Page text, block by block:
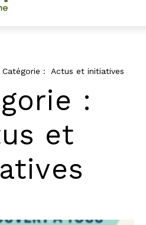
Catégorie : Actus et initiatives
:
et